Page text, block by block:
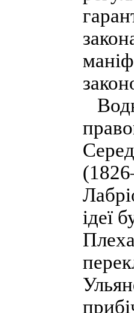
ідеї